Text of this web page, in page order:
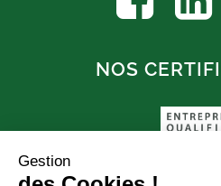
NOS